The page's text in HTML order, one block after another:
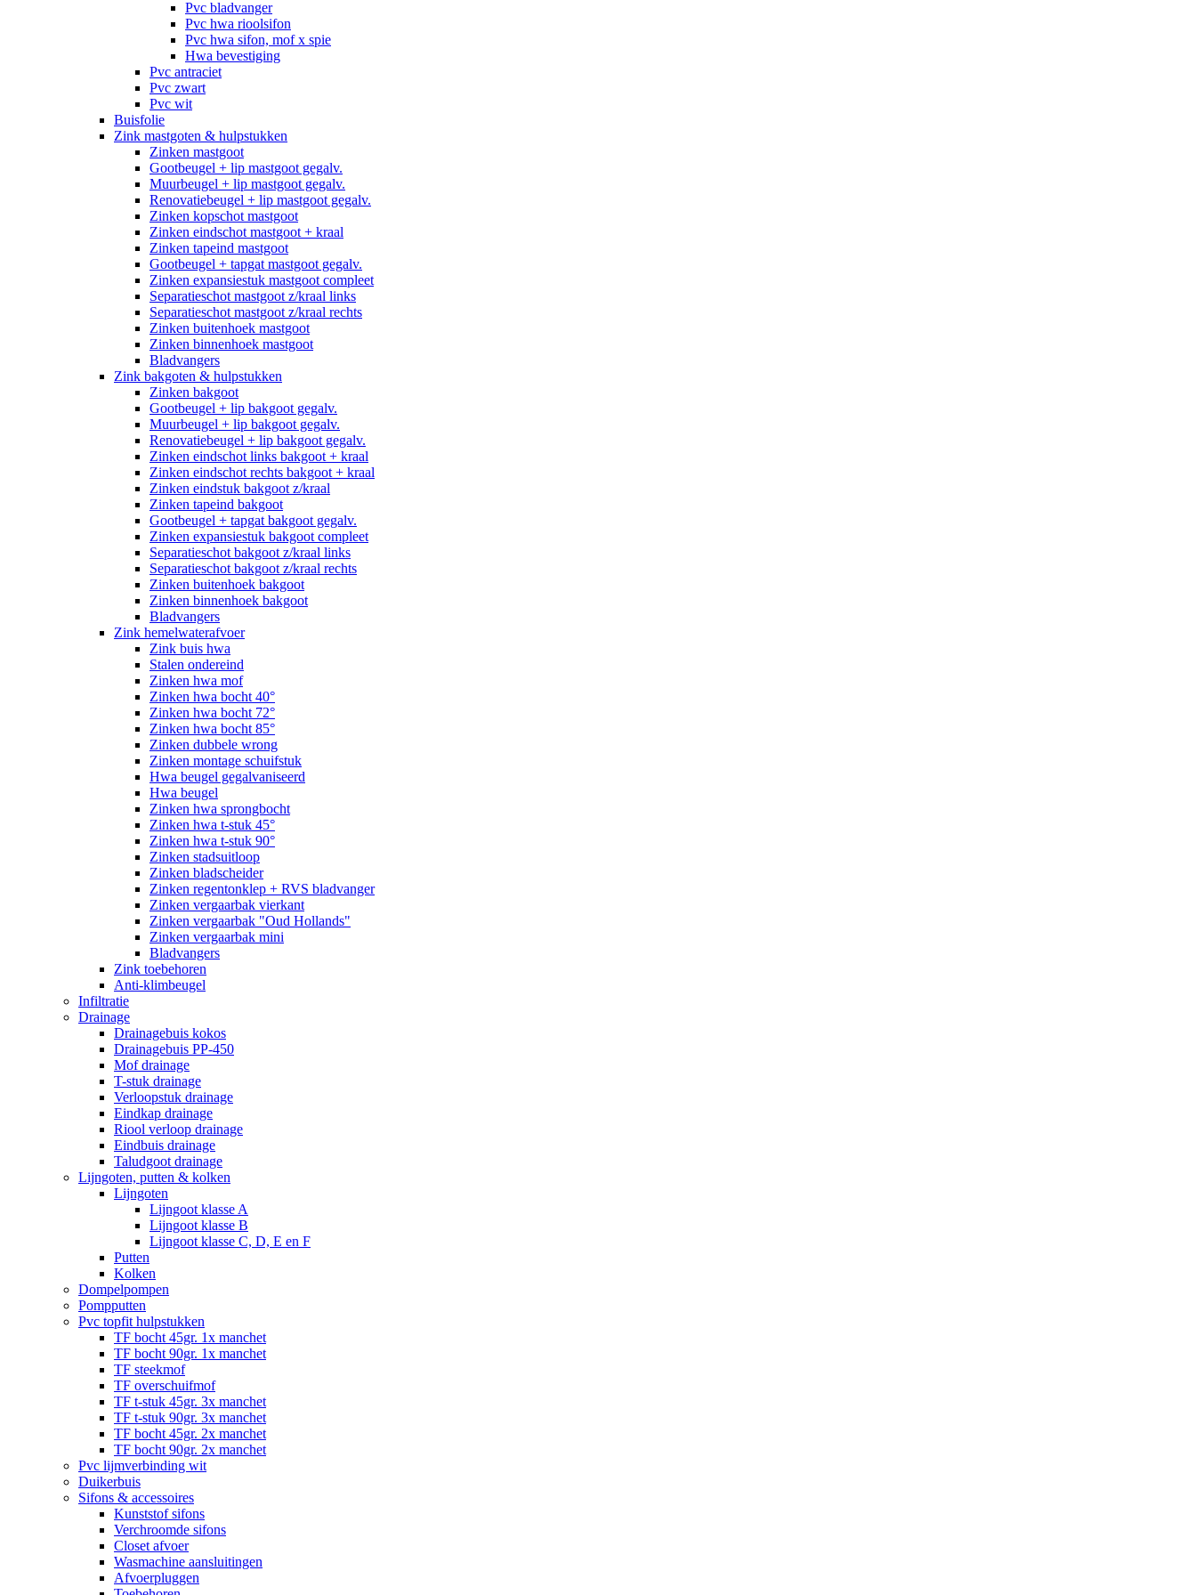
Pvc bladvanger
Pvc hwa rioolsifon
Pvc hwa sifon, mof x spie
Hwa bevestiging
Pvc antraciet
Pvc zwart
Pvc wit
Buisfolie
Zink mastgoten & hulpstukken
Zinken mastgoot
Gootbeugel + lip mastgoot gegalv.
Muurbeugel + lip mastgoot gegalv.
Renovatiebeugel + lip mastgoot gegalv.
Zinken kopschot mastgoot
Zinken eindschot mastgoot + kraal
Zinken tapeind mastgoot
Gootbeugel + tapgat mastgoot gegalv.
Zinken expansiestuk mastgoot compleet
Separatieschot mastgoot z/kraal links
Separatieschot mastgoot z/kraal rechts
Zinken buitenhoek mastgoot
Zinken binnenhoek mastgoot
Bladvangers
Zink bakgoten & hulpstukken
Zinken bakgoot
Gootbeugel + lip bakgoot gegalv.
Muurbeugel + lip bakgoot gegalv.
Renovatiebeugel + lip bakgoot gegalv.
Zinken eindschot links bakgoot + kraal
Zinken eindschot rechts bakgoot + kraal
Zinken eindstuk bakgoot z/kraal
Zinken tapeind bakgoot
Gootbeugel + tapgat bakgoot gegalv.
Zinken expansiestuk bakgoot compleet
Separatieschot bakgoot z/kraal links
Separatieschot bakgoot z/kraal rechts
Zinken buitenhoek bakgoot
Zinken binnenhoek bakgoot
Bladvangers
Zink hemelwaterafvoer
Zink buis hwa
Stalen ondereind
Zinken hwa mof
Zinken hwa bocht 40°
Zinken hwa bocht 72°
Zinken hwa bocht 85°
Zinken dubbele wrong
Zinken montage schuifstuk
Hwa beugel gegalvaniseerd
Hwa beugel
Zinken hwa sprongbocht
Zinken hwa t-stuk 45°
Zinken hwa t-stuk 90°
Zinken stadsuitloop
Zinken bladscheider
Zinken regentonklep + RVS bladvanger
Zinken vergaarbak vierkant
Zinken vergaarbak "Oud Hollands"
Zinken vergaarbak mini
Bladvangers
Zink toebehoren
Anti-klimbeugel
Infiltratie
Drainage
Drainagebuis kokos
Drainagebuis PP-450
Mof drainage
T-stuk drainage
Verloopstuk drainage
Eindkap drainage
Riool verloop drainage
Eindbuis drainage
Taludgoot drainage
Lijngoten, putten & kolken
Lijngoten
Lijngoot klasse A
Lijngoot klasse B
Lijngoot klasse C, D, E en F
Putten
Kolken
Dompelpompen
Pompputten
Pvc topfit hulpstukken
TF bocht 45gr. 1x manchet
TF bocht 90gr. 1x manchet
TF steekmof
TF overschuifmof
TF t-stuk 45gr. 3x manchet
TF t-stuk 90gr. 3x manchet
TF bocht 45gr. 2x manchet
TF bocht 90gr. 2x manchet
Pvc lijmverbinding wit
Duikerbuis
Sifons & accessoires
Kunststof sifons
Verchroomde sifons
Closet afvoer
Wasmachine aansluitingen
Afvoerpluggen